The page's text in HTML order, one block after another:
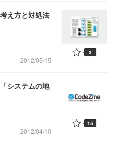
え方と対処法
2012/05/15
3
システムの地
2012/04/10
15